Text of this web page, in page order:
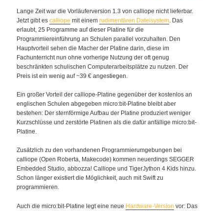
Lange Zeit war die Vorläuferversion 1.3 von calliope nicht lieferbar.
Jetzt gibt escalliope mit einemrudimentären Dateisystem. Das
erlaubt, 25 Programme auf dieser Platine für die
Programmiereinführung an Schulen parallel vorzuhalten. Den
Hauptvorteil sehen die Macher der Platine darin, diese im
Fachunterricht nun ohne vorherige Nutzung der oft genug
beschränkten schulischen Computerarbeitsplätze zu nutzen. Der
Preis ist ein wenig auf ~39 € angestiegen.
Ein großer Vorteil der calliope-Platine gegenüber der kostenlos an
englischen Schulen abgegeben micro:bit-Platine bleibt aber
bestehen: Der sternförmige Aufbau der Platine produziert weniger
Kurzschlüsse und zerstörte Platinen als die dafür anfällige micro:bit-
Platine.
Zusätzlich zu den vorhandenen Programmierumgebungen bei
calliope (Open Roberta, Makecode) kommen neuerdings SEGGER
Embedded Studio, abbozza! Calliope und TigerJython 4 Kids hinzu.
Schon länger existiert die Möglichkeit, auch mit Swift zu
programmieren.
Auch die micro:bit-Platine legt eine neue Hardware-Version vor: Das